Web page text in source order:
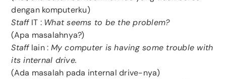
dengan komputerku)
StaffIT : What seems to be the problem?
(Apa masalahnya?)
Stafflain : My computer is having some trouble with
its internal drive.
(Ada masalah pada internal drive-nya)